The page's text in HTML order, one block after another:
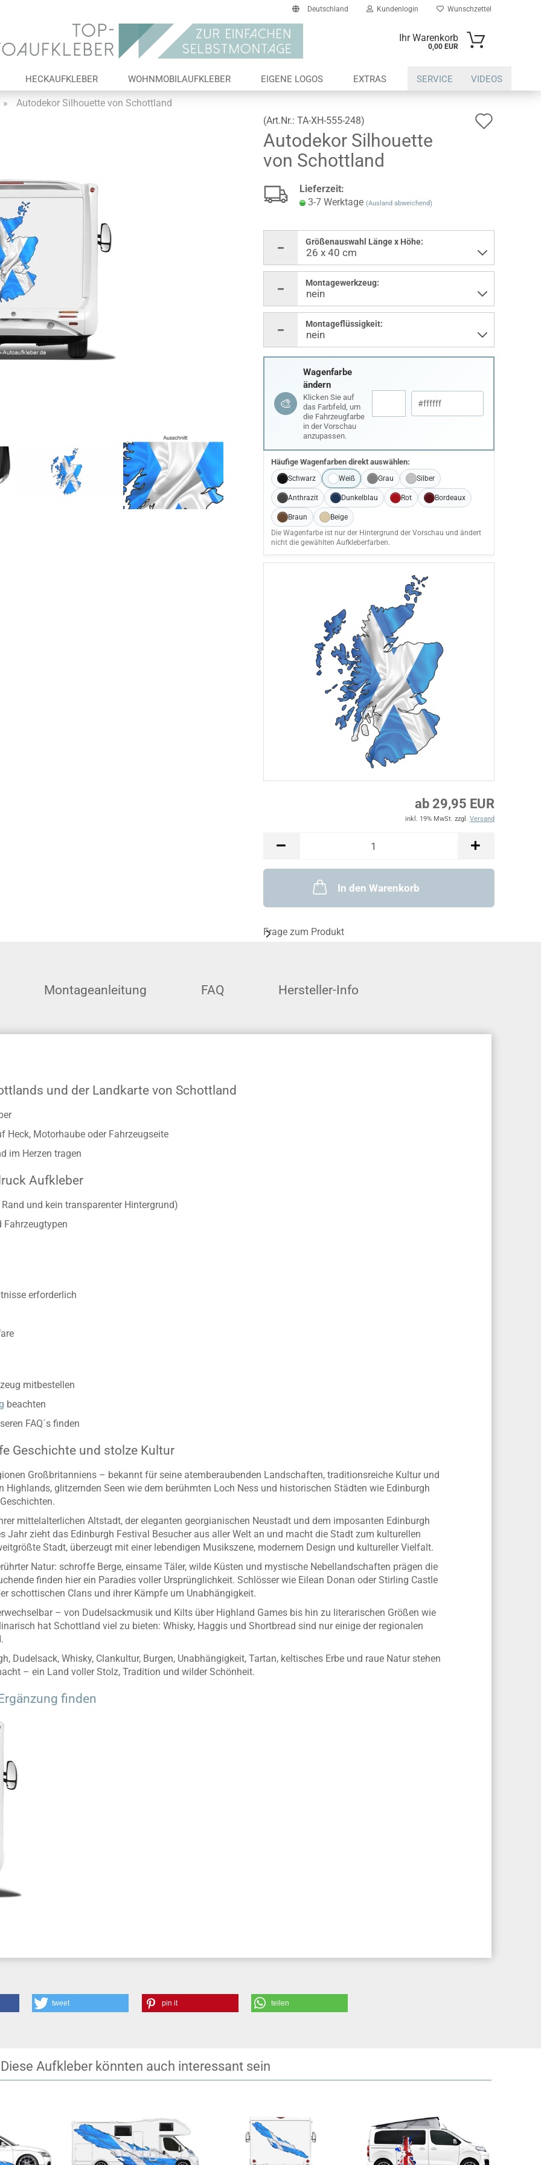
Deutschland
Lieferland
Kundenlogin
Konto erstellen
Passwort vergessen?
Wunschzettel
Ihr Warenkorb
0,00 EUR
HECKAUFKLEBER WOHNMOBILAUFKLEBER EIGENE LOGOS EXTRAS SERVICE VIDEOS
»
Autodekor Silhouette von Schottland
(Art.Nr.: TA-XH-555-248)
Autodekor Silhouette
von Schottland
Lieferzeit:
3-7 Werktage (Ausland abweichend)
Größenauswahl Länge x Höhe:
Montagewerkzeug:
Montageflüssigkeit:
🎨
Wagenfarbe
ändern
Klicken Sie auf
das Farbfeld, um
die Fahrzeugfarbe
in der Vorschau
anzupassen.
Häufige Wagenfarben direkt auswählen:
Schwarz Weiß Grau Silber
Anthrazit Dunkelblau Rot Bordeaux
Braun
Beige
Die Wagenfarbe ist nur der Hintergrund der Vorschau und ändert
nicht die gewählten Aufkleberfarben.
ab 29,95 EUR
inkl. 19% MwSt. zzgl. Versand
In den Warenkorb
Frage zum Produkt
Montageanleitung FAQ Hersteller-Info
und der Landkarte von Schottland
Heck, Motorhaube oder Fahrzeugseite
im Herzen tragen
Aufkleber
und kein transparenter Hintergrund)
Fahrzeugtypen
erforderlich
mitbestellen
beachten
FAQ´s finden
Geschichte und stolze Kultur
Großbritanniens – bekannt für seine atemberaubenden Landschaften, traditionsreiche Kultur und
glitzernden Seen wie dem berühmten Loch Ness und historischen Städten wie Edinburgh
mittelalterlichen Altstadt, der eleganten georgianischen Neustadt und dem imposanten Edinburgh
Jahr zieht das Edinburgh Festival Besucher aus aller Welt an und macht die Stadt zum kulturellen
Stadt, überzeugt mit einer lebendigen Musikszene, modernem Design und kultureller Vielfalt.
Natur: schroffe Berge, einsame Täler, wilde Küsten und mystische Nebellandschaften prägen die
finden hier ein Paradies voller Ursprünglichkeit. Schlösser wie Eilean Donan oder Stirling Castle
schottischen Clans und ihrer Kämpfe um Unabhängigkeit.
– von Dudelsackmusik und Kilts über Highland Games bis hin zu literarischen Größen wie
hat Schottland viel zu bieten: Whisky, Haggis und Shortbread sind nur einige der regionalen
Dudelsack, Whisky, Clankultur, Burgen, Unabhängigkeit, Tartan, keltisches Erbe und raue Natur stehen
– ein Land voller Stolz, Tradition und wilder Schönheit.
finden
tweet pin it teilen
Diese Aufkleber könnten auch interessant sein